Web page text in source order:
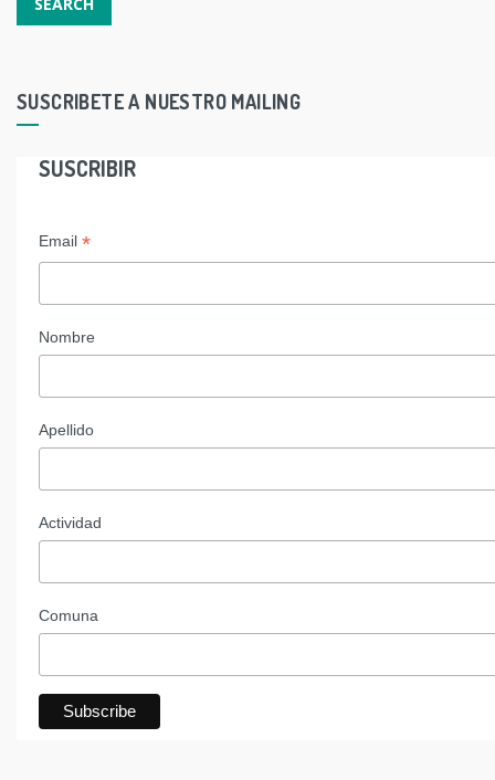
SUSCRIBETE A NUESTRO MAILING
SUSCRIBIR
Email *
Nombre
Apellido
Actividad
Comuna